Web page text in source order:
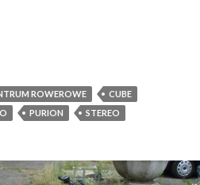
ROWEROWE
CUBE
PURION STEREO